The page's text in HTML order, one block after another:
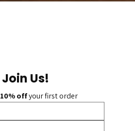
Join Us!
10% off your first order